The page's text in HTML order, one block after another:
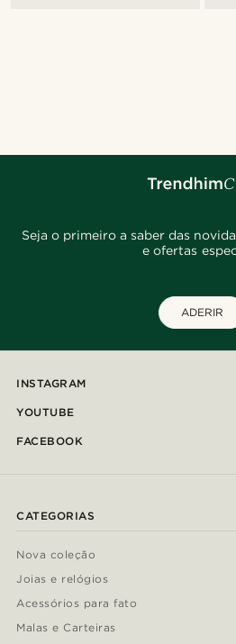
Seja o primeiro a saber das
e ofertas
ADERIR
INSTAGRAM
YOUTUBE
FACEBOOK
CATEGORIAS
Nova coleção
Joias e relógios
Acessórios para fato
Malas e Carteiras